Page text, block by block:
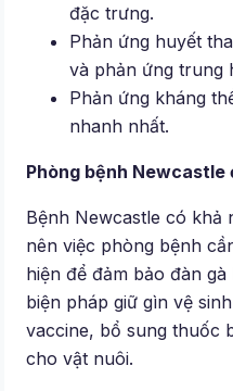
đặc trưng.
Phản ứng huyết
và phản ứng trung
Phản ứng kháng
nhanh nhất.
Phòng bệnh Newcastle
Bệnh Newcastle có khả
nên việc phòng bệnh
hiện để đảm bảo đàn
biện pháp giữ gìn vệ
vaccine, bổ sung thuốc
cho vật nuôi.